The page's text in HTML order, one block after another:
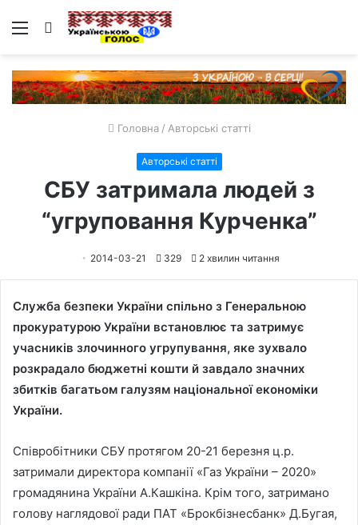
Меню Пошук
Головна / Авторські статті
Авторські статті
СБУ затримала людей з
“угруповання Курченка”
2014-03-21 329 2 хвилин читання
Служба безпеки України спільно з Генеральною
прокуратурою України встановлює та затримує
учасників злочинного угрупування, яке зухвало
розкрадало бюджетні кошти й завдало значних
збитків багатьом галузям національної економіки
України.
Співробітники СБУ протягом 20-21 березня ц.р.
затримали директора компанії «Газ України – 2020»
громадянина України А.Кашкіна. Крім того, затримано
голову наглядової ради ПАТ «Брокбізнесбанк» Д.Бугая,